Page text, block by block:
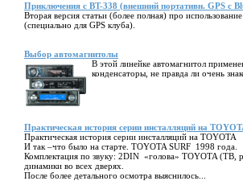
Приключения с BT-338 (внешний портативн. GPS c
Вторая версия статьи (более полная) про
(специально для GPS клуба).
Выбор автомагнитолы
В этой линейке автомагнитол
конденсаторы, не правда ли очень
Практическая история серии инсталляций на
Практическая история серии инсталляций на TOYOTA
И так –что было на старте. TOYOTA SURF 1998 года.
Комплектация по звуку: 2DIN «голова» TOYOTA (ТВ,
динамики во всех дверях.
После более детального осмотра выяснилось...